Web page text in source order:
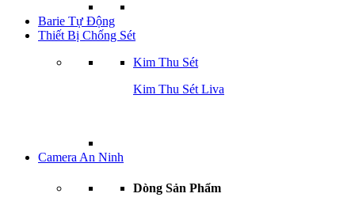
Barie Tự Động
Thiết Bị Chống Sét
Kim Thu Sét
Kim Thu Sét Liva
Camera An Ninh
Dòng Sản Phẩm